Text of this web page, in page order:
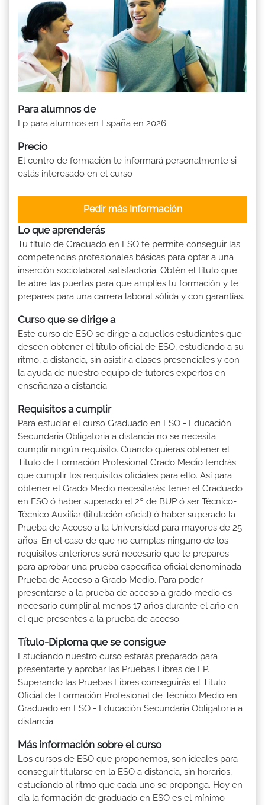
Para alumnos de
Fp para alumnos en España en 2026
Precio
El centro de formación te informará personalmente si
estás interesado en el curso
Pedir más Información
Lo que aprenderás
Tu título de Graduado en ESO te permite conseguir las
competencias profesionales básicas para optar a una
inserción sociolaboral satisfactoria. Obtén el título que
te abre las puertas para que amplíes tu formación y te
prepares para una carrera laboral sólida y con garantías.
Curso que se dirige a
Este curso de ESO se dirige a aquellos estudiantes que
deseen obtener el título oficial de ESO, estudiando a su
ritmo, a distancia, sin asistir a clases presenciales y con
la ayuda de nuestro equipo de tutores expertos en
enseñanza a distancia
Requisitos a cumplir
Para estudiar el curso Graduado en ESO - Educación
Secundaria Obligatoria a distancia no se necesita
cumplir ningún requisito. Cuando quieras obtener el
Titulo de Formación Profesional Grado Medio tendrás
que cumplir los requisitos oficiales para ello. Así para
obtener el Grado Medio necesitarás: tener el Graduado
en ESO ó haber superado el 2º de BUP ó ser Técnico-
Técnico Auxiliar (titulación oficial) ó haber superado la
Prueba de Acceso a la Universidad para mayores de 25
años. En el caso de que no cumplas ninguno de los
requisitos anteriores será necesario que te prepares
para aprobar una prueba específica oficial denominada
Prueba de Acceso a Grado Medio. Para poder
presentarse a la prueba de acceso a grado medio es
necesario cumplir al menos 17 años durante el año en
el que presentes a la prueba de acceso.
Título-Diploma que se consigue
Estudiando nuestro curso estarás preparado para
presentarte y aprobar las Pruebas Libres de FP.
Superando las Pruebas Libres conseguirás el Título
Oficial de Formación Profesional de Técnico Medio en
Graduado en ESO - Educación Secundaria Obligatoria a
distancia
Más información sobre el curso
Los cursos de ESO que proponemos, son ideales para
conseguir titularse en la ESO a distancia, sin horarios,
estudiando al ritmo que cada uno se proponga. Hoy en
día la formación de graduado en ESO es el mínimo